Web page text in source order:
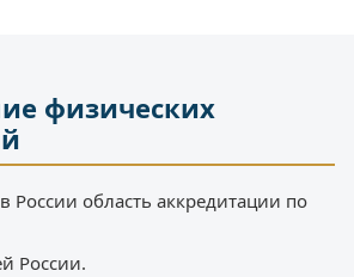
физических
область аккредитации по
России.